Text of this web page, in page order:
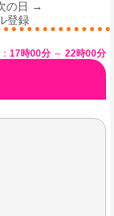
の日 →
登録
17時00分 ～ 22時00分